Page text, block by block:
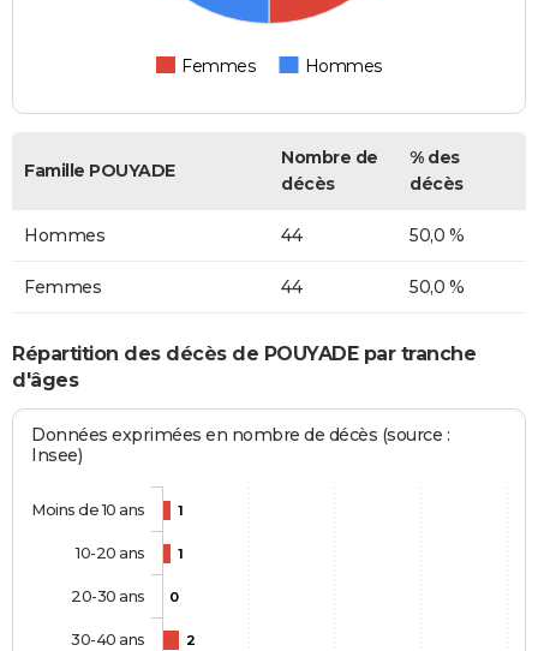
Femmes Hommes
Famille POUYADE
Nombre de
décès
% des
décès
Hommes 44 50,0 %
Femmes 44 50,0 %
Répartition des décès de POUYADE par tranche
d'âges
Données exprimées en nombre de décès (source :
Insee)
1
1
0
2
Moins de 10 ans
10-20 ans
20-30 ans
30-40 ans